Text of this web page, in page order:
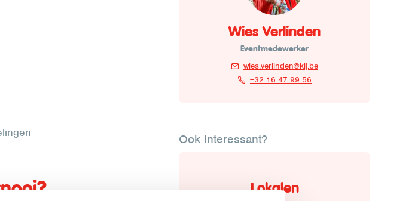
Wies Verlinden
Eventmedewerker
wies.verlinden@klj.be
+32 16 47 99 56
Ook interessant?
Lokalen